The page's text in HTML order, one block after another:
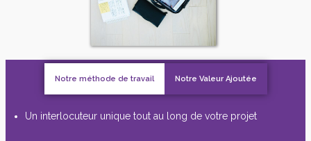
Notre méthode de travail Notre Valeur Ajoutée
Un interlocuteur unique tout au long de votre projet